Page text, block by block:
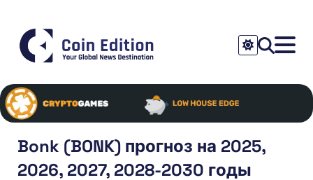
Bonk (BONK) прогноз на 2025,
2026, 2027, 2028-2030 годы